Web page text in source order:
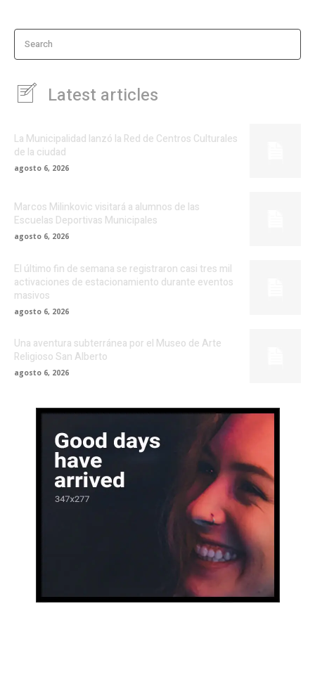
Search
Latest articles
La Municipalidad lanzó la Red de Centros Culturales
de la ciudad
agosto 6, 2026
Marcos Milinkovic visitará a alumnos de las
Escuelas Deportivas Municipales
agosto 6, 2026
El último fin de semana se registraron casi tres mil
activaciones de estacionamiento durante eventos
masivos
agosto 6, 2026
Una aventura subterránea por el Museo de Arte
Religioso San Alberto
agosto 6, 2026